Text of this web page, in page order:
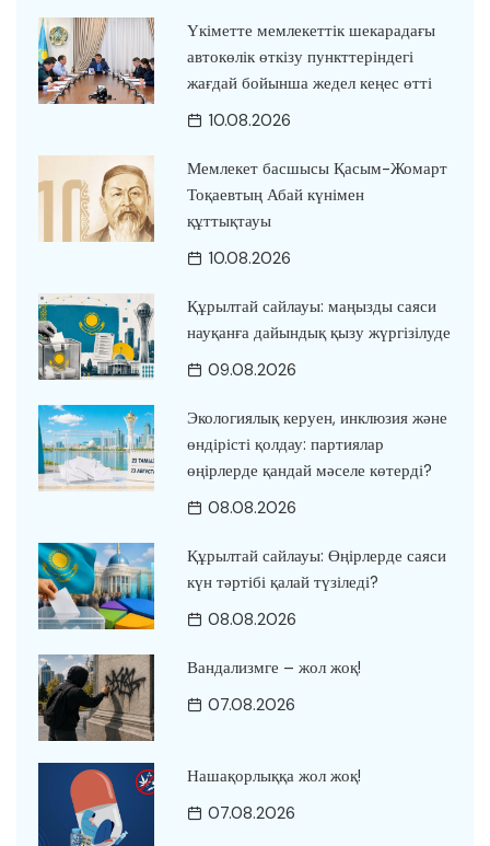
Үкіметте мемлекеттік шекарадағы
автокөлік өткізу пункттеріндегі
жағдай бойынша жедел кеңес өтті
10.08.2026
Мемлекет басшысы Қасым-Жомарт
Тоқаевтың Абай күнімен
құттықтауы
10.08.2026
Құрылтай сайлауы: маңызды саяси
науқанға дайындық қызу жүргізілуде
09.08.2026
Экологиялық керуен, инклюзия және
өндірісті қолдау: партиялар
өңірлерде қандай мәселе көтерді?
08.08.2026
Құрылтай сайлауы: Өңірлерде саяси
күн тәртібі қалай түзіледі?
08.08.2026
Вандализмге – жол жоқ!
07.08.2026
Нашақорлыққа жол жоқ!
07.08.2026